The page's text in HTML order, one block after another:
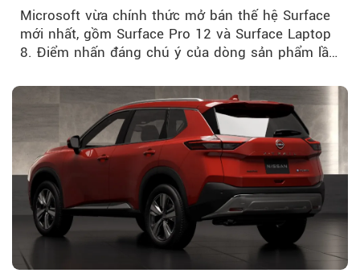
Microsoft vừa chính thức mở bán thế hệ Surface
mới nhất, gồm Surface Pro 12 và Surface Laptop
8. Điểm nhấn đáng chú ý của dòng sản phẩm lần